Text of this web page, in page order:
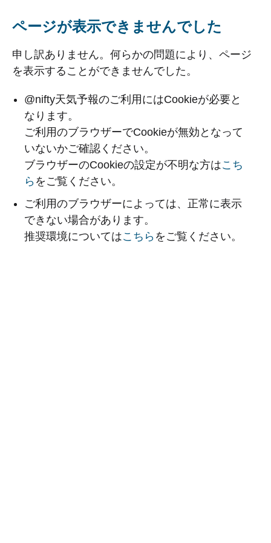
ページが表示できませんでした
申し訳ありません。何らかの問題により、ページ
を表示することができませんでした。
@nifty天気予報のご利用にはCookieが必要と
なります。
ご利用のブラウザーでCookieが無効となって
いないかご確認ください。
ブラウザーのCookieの設定が不明な方はこち
ら をご覧ください。
ご利用のブラウザーによっては、正常に表示
できない場合があります。
推奨環境についてはこちら をご覧ください。